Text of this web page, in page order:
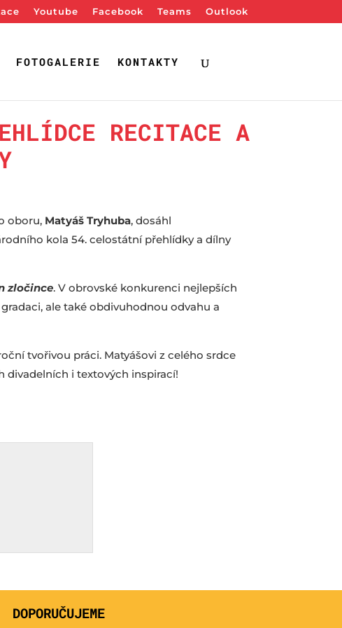
Youtube Facebook Teams Outlook
FOTOGALERIE KONTAKTY
RECITACE A
oboru, Matyáš Tryhuba, dosáhl
kola 54. celostátní přehlídky a dílny
zločince. V obrovské konkurenci nejlepších
ale také obdivuhodnou odvahu a
tvořivou práci. Matyášovi z celého srdce
divadelních i textových inspirací!
DOPORUČUJEME